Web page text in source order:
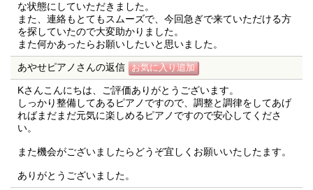
な状態にしていただきました。
また、連絡もとてもスムーズで、今回急ぎで来ていただける方
を探していたので大変助かりました。
また何かあったらお願いしたいと思いました。
あやせピアノさんの返信
Kさんこんにちは、ご評価ありがとうございます。
しっかり整備してあるピアノですので、調整と調律をしてあげ
ればまだまだ元気に楽しめるピアノですので安心してくださ
い。
また機会がございましたらどうぞ宜しくお願いいたしたます。
ありがとうございました。